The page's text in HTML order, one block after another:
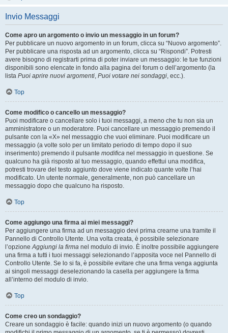
Invio Messaggi
Come apro un argomento o invio un messaggio in un forum?
Per pubblicare un nuovo argomento in un forum, clicca su “Nuovo argomento”.
Per pubblicare una risposta ad un argomento, clicca su “Rispondi”. Potresti
avere bisogno di registrarti prima di poter inviare un messaggio: le tue funzioni
disponibili sono elencate in fondo alla pagina del forum o dell’argomento (la
lista Puoi aprire nuovi argomenti, Puoi votare nei sondaggi, ecc.).
Top
Come modifico o cancello un messaggio?
Puoi modificare o cancellare solo i tuoi messaggi, a meno che tu non sia un
amministratore o un moderatore. Puoi cancellare un messaggio premendo il
pulsante con la «X» nel messaggio che vuoi eliminare. Puoi modificare un
messaggio (a volte solo per un limitato periodo di tempo dopo il suo
inserimento) premendo il pulsante modifica nel messaggio in questione. Se
qualcuno ha già risposto al tuo messaggio, quando effettui una modifica,
potresti trovare del testo aggiunto dove viene indicato quante volte l’hai
modificato. Un utente normale, generalmente, non può cancellare un
messaggio dopo che qualcuno ha risposto.
Top
Come aggiungo una firma ai miei messaggi?
Per aggiungere una firma ad un messaggio devi prima crearne una tramite il
Pannello di Controllo Utente. Una volta creata, è possibile selezionare
l’opzioneAggiungi la firma nel modulo di invio. È inoltre possibile aggiungere
una firma a tutti i tuoi messaggi selezionando l’apposita voce nel Pannello di
Controllo Utente. Se lo si fa, è possibile evitare che una firma venga aggiunta
ai singoli messaggi deselezionando la casella per aggiungere la firma
all’interno del modulo di invio.
Top
Come creo un sondaggio?
Creare un sondaggio è facile: quando inizi un nuovo argomento (o quando